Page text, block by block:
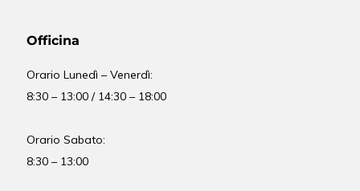
Officina
OrarioLunedì – Venerdì:
8:30 – 13:00 / 14:30 – 18:00
Orario Sabato:
8:30 – 13:00